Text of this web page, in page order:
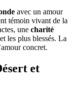
avec un amour
témoin vivant de la
une charité
les plus blessés. La
concret.
et